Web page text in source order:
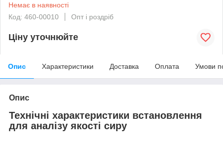
Немає в наявності
Код: 460-00010
Опт і роздріб
Ціну уточнюйте
Опис Характеристики Доставка Оплата Умови
Опис
Технічні характеристики встановлення
для аналізу якості сиру